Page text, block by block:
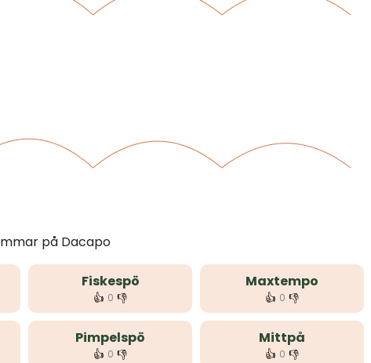
på Dacapo
Fiskespö
👍 0 👎
Maxtempo
👍 0 👎
Pimpelspö
👍 0 👎
Mittpå
👍 0 👎